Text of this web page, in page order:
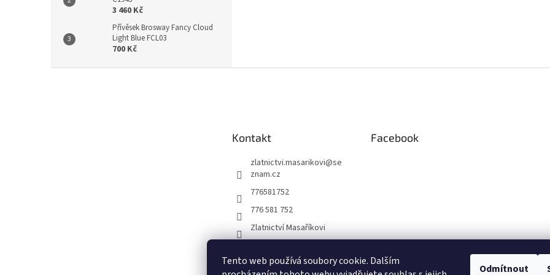
Tento web používá soubory cookie. Dalším
Odmítnout
3 460 Kč
Přívěsek Brosway Fancy Cloud
Light Blue FCL03
700 Kč
Kontakt
zlatnictvi.masarikovi@se
znam.cz
776581752
776 581 752
Zlatnictví Masaříkovi
Facebook
Formuláře